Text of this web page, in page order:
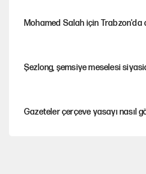
Mohamed Salah için Trabzon'da
Şezlong, şemsiye meselesi
Gazeteler çerçeve yasayı nasıl